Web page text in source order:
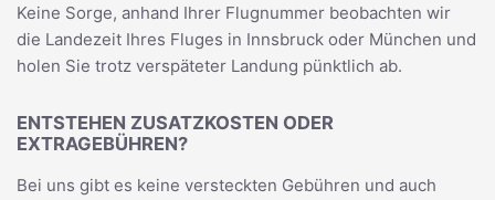
Keine Sorge, anhand Ihrer Flugnummer beobachten wir
die Landezeit Ihres Fluges in Innsbruck oder München und
holen Sie trotz verspäteter Landung pünktlich ab.
ENTSTEHEN ZUSATZKOSTEN ODER
EXTRAGEBÜHREN?
Bei uns gibt es keine versteckten Gebühren und auch